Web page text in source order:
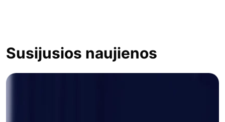
Susijusios naujienos